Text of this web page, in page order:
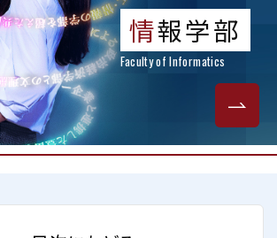
情報学部
Faculty of Informatics